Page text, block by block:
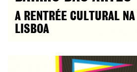
A RENTRÉE CULTURAL
LISBOA